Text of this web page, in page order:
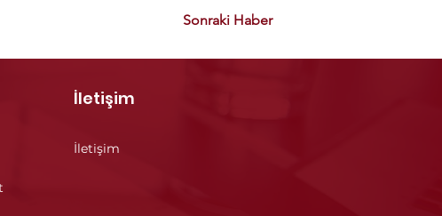
Sonraki Haber
İletişim
İletişim